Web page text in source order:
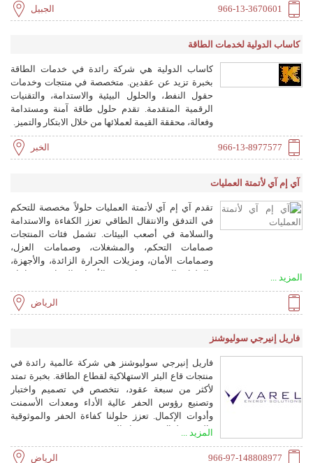
والمشروبات، والنفط والغاز، والفضاء والسيارات،
والأدوية والرعاية الصحية، والخدمات اللوجستية
966-13-3670601 الجبيل
كاساب الدولية لخدمات الطاقة
كاساب الدولية هي شركة رائدة في خدمات الطاقة
بخبرة تزيد عن عقدين. متخصصة في منتجات وخدمات
حقول النفط، والحلول البيئية والاستدامة، والتقنيات
الرقمية المتقدمة. تقدم حلول طاقة آمنة ومستدامة
وفعالة، محققة القيمة لعملائها من خلال الابتكار والتميز.
966-13-8977577 الخبر
آي إم آي لأتمتة العمليات
تقدم آي إم آي لأتمتة العمليات حلولاً مخصصة للتحكم
في التدفق والانتقال الطاقي تعزز الكفاءة والاستدامة
والسلامة في أصعب البيئات. تشمل فئات المنتجات
صمامات التحكم، والمشغلات، وصمامات العزل،
وصمامات الأمان، ومزيلات الحرارة الزائدة، والأجهزة،
والحلول الرقمية وإنترنت الأشياء الصناعي، وإنتاج
والطاقة والبتروكيماويات والهيدروجين والصناعات
التحويلية والبحرية والصحية والمياه والمعادن.
المزيد ...
الرياض
فاريل إنيرجي سوليوشنز
فاريل إنيرجي سوليوشنز هي شركة عالمية رائدة في
منتجات قاع البئر الاستهلاكية لقطاع الطاقة. بخبرة تمتد
لأكثر من سبعة عقود، نتخصص في تصميم واختبار
وتصنيع رؤوس الحفر عالية الأداء ومعدات الأسمنت
وأدوات الإكمال. تعزز حلولنا كفاءة الحفر والموثوقية
والقيمة طوال دورة حياة البئر.
المزيد ...
966-97-148808977 الرياض